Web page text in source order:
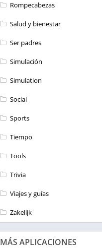
Rompecabezas
Salud y bienestar
Ser padres
Simulación
Simulation
Social
Sports
Tiempo
Tools
Trivia
Viajes y guías
Zakelijk
MÁS APLICACIONES